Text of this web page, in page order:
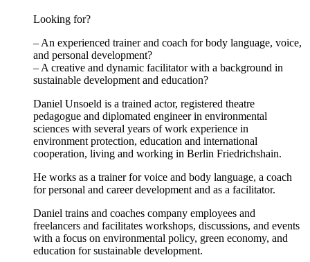
Looking for?
– An experienced trainer and coach for body language, voice,
and personal development?
– A creative and dynamic facilitator with a background in
sustainable development and education?
Daniel Unsoeld is a trained actor, registered theatre
pedagogue and diplomated engineer in environmental
sciences with several years of work experience in
environment protection, education and international
cooperation, living and working in Berlin Friedrichshain.
He works as a trainer for voice and body language, a coach
for personal and career development and as a facilitator.
Daniel trains and coaches company employees and
freelancers and facilitates workshops, discussions, and events
with a focus on environmental policy, green economy, and
education for sustainable development.